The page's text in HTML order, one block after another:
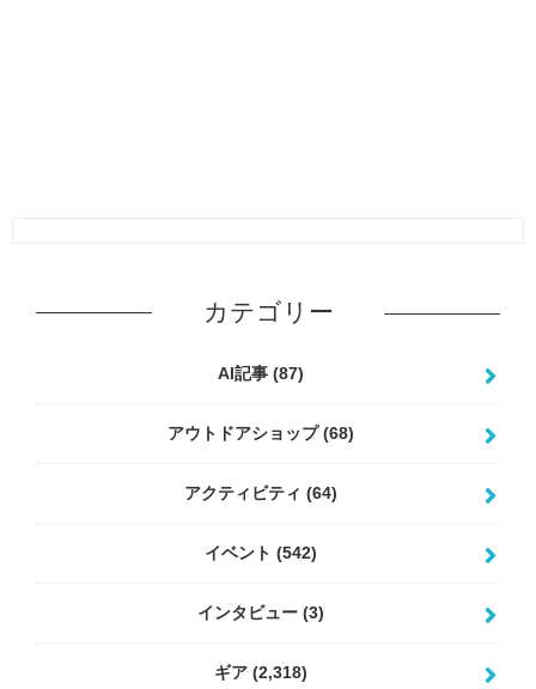
カテゴリー
AI記事 (87)
アウトドアショップ(68)
アクティビティ (64)
イベント (542)
インタビュー (3)
ギア (2,318)